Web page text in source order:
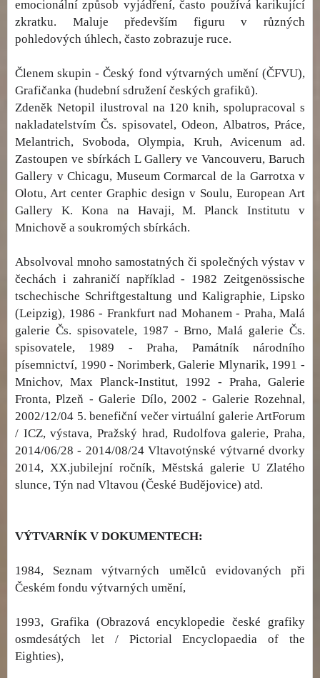
emocionální způsob vyjádření, často používá karikující
zkratku. Maluje především figuru v různých
pohledových úhlech, často zobrazuje ruce.
Členem skupin - Český fond výtvarných umění (ČFVU),
Grafičanka (hudební sdružení českých grafiků).
Zdeněk Netopil ilustroval na 120 knih, spolupracoval s
nakladatelstvím Čs. spisovatel, Odeon, Albatros, Práce,
Melantrich, Svoboda, Olympia, Kruh, Avicenum ad.
Zastoupen ve sbírkách L Gallery ve Vancouveru, Baruch
Gallery v Chicagu, Museum Cormarcal de la Garrotxa v
Olotu, Art center Graphic design v Soulu, European Art
Gallery K. Kona na Havaji, M. Planck Institutu v
Mnichově a soukromých sbírkách.
Absolvoval mnoho samostatných či společných výstav v
čechách i zahraničí například - 1982 Zeitgenössische
tschechische Schriftgestaltung und Kaligraphie, Lipsko
(Leipzig), 1986 - Frankfurt nad Mohanem - Praha, Malá
galerie Čs. spisovatele, 1987 - Brno, Malá galerie Čs.
spisovatele, 1989 - Praha, Památník národního
písemnictví, 1990 - Norimberk, Galerie Mlynarik, 1991 -
Mnichov, Max Planck-Institut, 1992 - Praha, Galerie
Fronta, Plzeň - Galerie Dílo, 2002 - Galerie Rozehnal,
2002/12/04 5. benefiční večer virtuální galerie ArtForum
/ ICZ, výstava, Pražský hrad, Rudolfova galerie, Praha,
2014/06/28 - 2014/08/24 Vltavotýnské výtvarné dvorky
2014, XX.jubilejní ročník, Městská galerie U Zlatého
slunce, Týn nad Vltavou (České Budějovice) atd.
VÝTVARNÍK V DOKUMENTECH:
1984, Seznam výtvarných umělců evidovaných při
Českém fondu výtvarných umění,
1993, Grafika (Obrazová encyklopedie české grafiky
osmdesátých let / Pictorial Encyclopaedia of the
Eighties),